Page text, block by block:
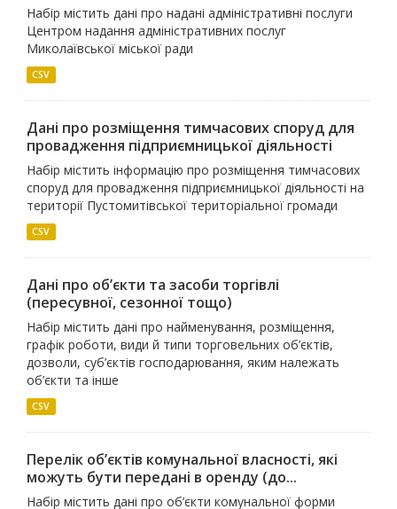
Набір містить дані про надані адміністративні послуги
Центром надання адміністративних послуг
Миколаївської міської ради
CSV
Дані про розміщення тимчасових споруд для
провадження підприємницької діяльності
Набір містить інформацію про розміщення тимчасових
споруд для провадження підприємницької діяльності на
території Пустомитівської територіальної громади
CSV
Дані про об’єкти та засоби торгівлі
(пересувної, сезонної тощо)
Набір містить дані про найменування, розміщення,
графік роботи, види й типи торговельних об’єктів,
дозволи, суб’єктів господарювання, яким належать
об’єкти та інше
CSV
Перелік об’єктів комунальної власності, які
можуть бути передані в оренду (до...
Набір містить дані про об’єкти комунальної форми